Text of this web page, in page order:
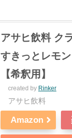
アサヒ飲料 ク
すきっとレモ
【希釈用】
created by Rinker
アサヒ飲料
Amazon